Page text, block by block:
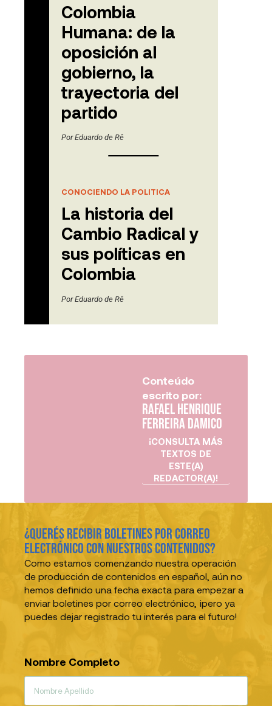
Colombia
Humana: de la
oposición al
gobierno, la
trayectoria del
partido
PorEduardo de Rê
CONOCIENDO LA POLITICA
La historia del
Cambio Radical y
sus políticas en
Colombia
PorEduardo de Rê
Conteúdo
escrito por:
Rafael Henrique
Ferreira Damico
¡CONSULTA MÁS
TEXTOS DE
ESTE(A)
REDACTOR(A)!
¿Querés recibir boletines por correo
electrónico con nuestros contenidos?
Como estamos comenzando nuestra operación
de producción de contenidos en español, aún no
hemos definido una fecha exacta para empezar a
enviar boletines por correo electrónico, ¡pero ya
puedes dejar registrado tu interés para el futuro!
Nombre Completo